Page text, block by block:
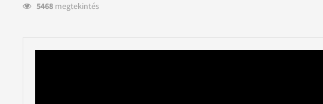
5468 megtekintés